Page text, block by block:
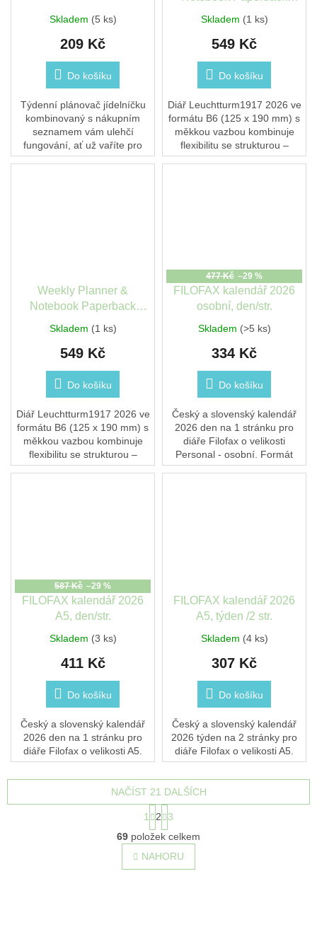
Skladem (5 ks)
209 Kč
Do košíku
Týdenní plánovač jídelníčku
kombinovaný s nákupním
seznamem vám ulehčí
fungování, ať už vaříte pro
jednoho nebo pro celou
Port Red
Skladem (1 ks)
549 Kč
Do košíku
Diář Leuchtturm1917 2026 ve
formátu B6 (125 x 190 mm) s
měkkou vazbou kombinuje
flexibilitu se strukturou –
ideální pro každodenní
Weekly Planner &
Notebook Paperback
(B6+), 2026, Softcover,
Black
Skladem (1 ks)
549 Kč
Do košíku
Diář Leuchtturm1917 2026 ve
formátu B6 (125 x 190 mm) s
měkkou vazbou kombinuje
flexibilitu se strukturou –
ideální pro každodenní
477 Kč –29 %
FILOFAX kalendář 2026
osobní, den/str.
Skladem (>5 ks)
334 Kč
Do košíku
Český a slovenský kalendář
2026 den na 1 stránku pro
diáře Filofax o velikosti
Personal - osobní. Formát
papíru 95 x 171 mm.
587 Kč –29 %
FILOFAX kalendář 2026
A5, den/str.
Skladem (3 ks)
411 Kč
Do košíku
Český a slovenský kalendář
2026 den na 1 stránku pro
diáře Filofax o velikosti A5.
FILOFAX kalendář 2026
A5, týden /2 str.
Skladem (4 ks)
307 Kč
Do košíku
Český a slovenský kalendář
2026 týden na 2 stránky pro
diáře Filofax o velikosti A5.
O
v
l
á
NAČÍST 21 DALŠÍCH
t
r
á
n
k
1 2
3
69 položek celkem
NAHORU